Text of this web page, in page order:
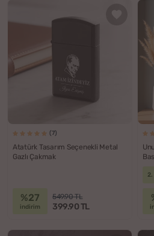
(7)
Atatürk Tasarım Seçenekli Metal
Gazlı Çakmak
%27
indirim
549.90 TL
399.90 TL